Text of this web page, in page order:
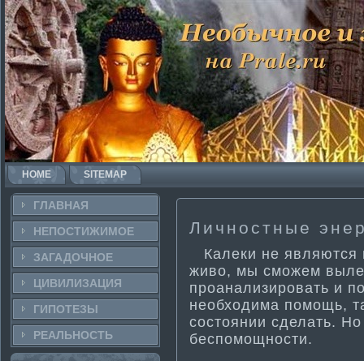
HOME SITEMAP
ГЛАВНАЯ
НЕПОСТИ­ЖИМОЕ
ЗАГАДОЧНΟЕ
ЦИВИЛИЗАЦИЯ
ГИПОТЕЗЫ
РЕАЛЬНΟСТЬ
Личностные
Калеки не являются
живо, мы сможем
проанализировать и
необходима­ помощь,
состоянии сделать.
беспомощности­.